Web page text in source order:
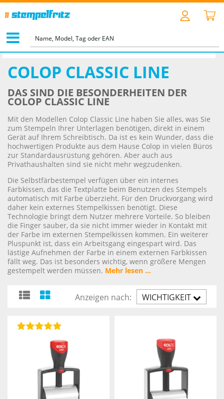
>
COLOP CLASSIC LINE
COLOP CLASSIC LINE
DAS SIND DIE BESONDERHEITEN DER
COLOP CLASSIC LINE
Mit den Modellen Colop Classic Line haben Sie alles, was Sie
zum Stempeln Ihrer Unterlagen benötigen, direkt in einem
Gerät auf Ihrem Schreibtisch. Da ist es kein Wunder, dass die
hochwertigen Produkte aus dem Hause Colop in vielen Büros
zur Standardausrüstung gehören. Aber auch aus
Privathaushalten sind sie nicht mehr wegzudenken.
Die Selbstfärbestempel verfügen über ein internes
Farbkissen, das die Textplatte beim Benutzen des Stempels
automatisch mit Farbe überzieht. Für den Druckvorgang wird
daher kein externes Stempelkissen benötigt. Diese
Technologie bringt dem Nutzer mehrere Vorteile. So bleiben
die Finger sauber, da sie nicht immer wieder in Kontakt mit
der Farbe im externen Stempelkissen kommen. Ein weiterer
Pluspunkt ist, dass ein Arbeitsgang eingespart wird. Das
lästige Aufnehmen der Farbe in einem externen Farbkissen
fällt weg. Das ist besonders wichtig, wenn größere Mengen
gestempelt werden müssen. Mehr lesen ...
WICHTIGKEIT
Anzeigen nach: